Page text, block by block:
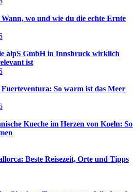
wo und wie du die echte Ernte
alpS GmbH in Innsbruck wirklich
ist
So warm ist das Meer
Kueche im Herzen von Koeln: So
Beste Reisezeit, Orte und Tipps